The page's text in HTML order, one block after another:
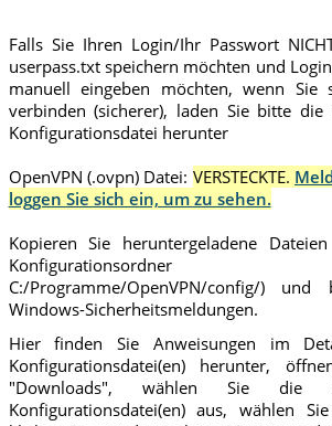
Falls Sie Ihren Login/Ihr Passwort
userpass.txt speichern möchten und
manuell eingeben möchten, wenn Sie
verbinden (sicherer), laden Sie bitte die
Konfigurationsdatei herunter
OpenVPN (.ovpn) Datei: VERSTECKTE.
loggen Sie sich ein, um zu sehen.
Kopieren Sie heruntergeladene
Konfigurationsordner
C:/Programme/OpenVPN/config/)
Windows-Sicherheitsmeldungen.
Hier finden Sie Anweisungen im
Konfigurationsdatei(en) herunter,
"Downloads", wählen Sie die
Konfigurationsdatei(en) aus, wählen